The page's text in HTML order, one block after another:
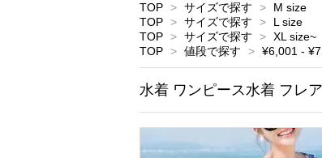
TOP > サイズで探す >
M size
TOP > サイズで探す >
L size
TOP > サイズで探す > XL size~
TOP > 値段で探す > ¥6,001 -
水着 ワンピース水着 フレ